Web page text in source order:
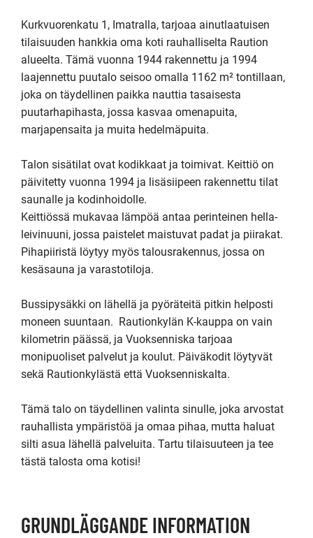
Kurkvuorenkatu 1, Imatralla, tarjoaa ainutlaatuisen
tilaisuuden hankkia oma koti rauhalliselta Raution
alueelta. Tämä vuonna 1944 rakennettu ja 1994
laajennettu puutalo seisoo omalla 1162 m² tontillaan,
joka on täydellinen paikka nauttia tasaisesta
puutarhapihasta, jossa kasvaa omenapuita,
marjapensaita ja muita hedelmäpuita.
Talon sisätilat ovat kodikkaat ja toimivat. Keittiö on
päivitetty vuonna 1994 ja lisäsiipeen rakennettu tilat
saunalle ja kodinhoidolle.
Keittiössä mukavaa lämpöä antaa perinteinen hella-
leivinuuni, jossa paistelet maistuvat padat ja piirakat.
Pihapiiristä löytyy myös talousrakennus, jossa on
kesäsauna ja varastotiloja.
Bussipysäkki on lähellä ja pyöräteitä pitkin helposti
moneen suuntaan.  Rautionkylän K-kauppa on vain
kilometrin päässä, ja Vuoksenniska tarjoaa
monipuoliset palvelut ja koulut. Päiväkodit löytyvät
sekä Rautionkylästä että Vuoksenniskalta.
Tämä talo on täydellinen valinta sinulle, joka arvostat
rauhallista ympäristöä ja omaa pihaa, mutta haluat
silti asua lähellä palveluita. Tartu tilaisuuteen ja tee
tästä talosta oma kotisi!
GRUNDLÄGGANDE INFORMATION